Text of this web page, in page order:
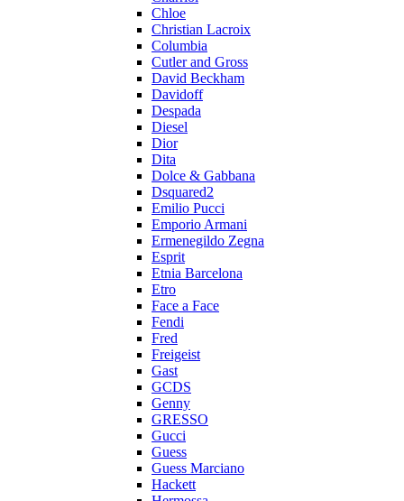
Chloe
Christian Lacroix
Columbia
Cutler and Gross
David Beckham
Davidoff
Despada
Diesel
Dior
Dita
Dolce & Gabbana
Dsquared2
Emilio Pucci
Emporio Armani
Ermenegildo Zegna
Esprit
Etnia Barcelona
Etro
Face a Face
Fendi
Fred
Freigeist
Gast
GCDS
Genny
GRESSO
Gucci
Guess
Guess Marciano
Hackett